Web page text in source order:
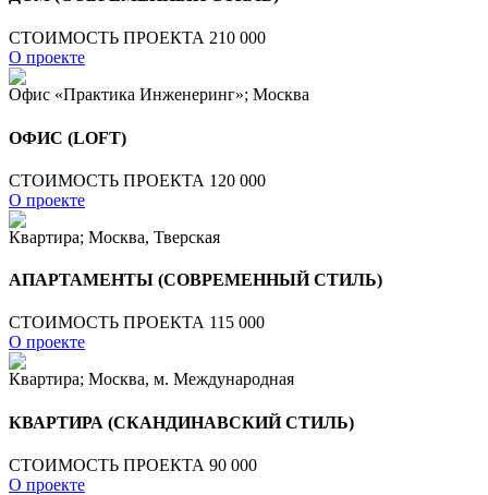
СТОИМОСТЬ ПРОЕКТА 210 000
О проекте
Офис «Практика Инженеринг»; Москва
ОФИС (LOFT)
СТОИМОСТЬ ПРОЕКТА 120 000
О проекте
Квартира; Москва, Тверская
АПАРТАМЕНТЫ (СОВРЕМЕННЫЙ СТИЛЬ)
СТОИМОСТЬ ПРОЕКТА 115 000
О проекте
Квартира; Москва, м. Международная
КВАРТИРА (СКАНДИНАВСКИЙ СТИЛЬ)
СТОИМОСТЬ ПРОЕКТА 90 000
О проекте